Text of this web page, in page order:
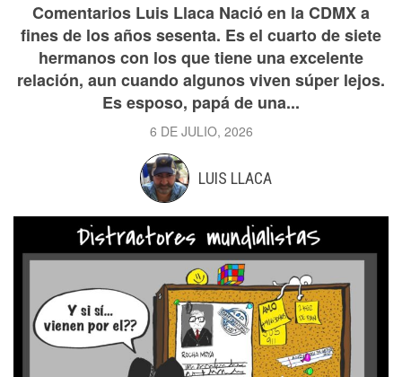
Comentarios Luis Llaca Nació en la CDMX a
fines de los años sesenta. Es el cuarto de siete
hermanos con los que tiene una excelente
relación, aun cuando algunos viven súper lejos.
Es esposo, papá de una...
6 DE JULIO, 2026
LUIS LLACA